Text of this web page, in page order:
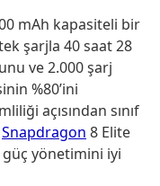
mAh kapasiteli bir
şarjla 40 saat 28
ve 2.000 şarj
%80’ini
açısından sınıf
Snapdragon 8 Elite
güç yönetimini iyi